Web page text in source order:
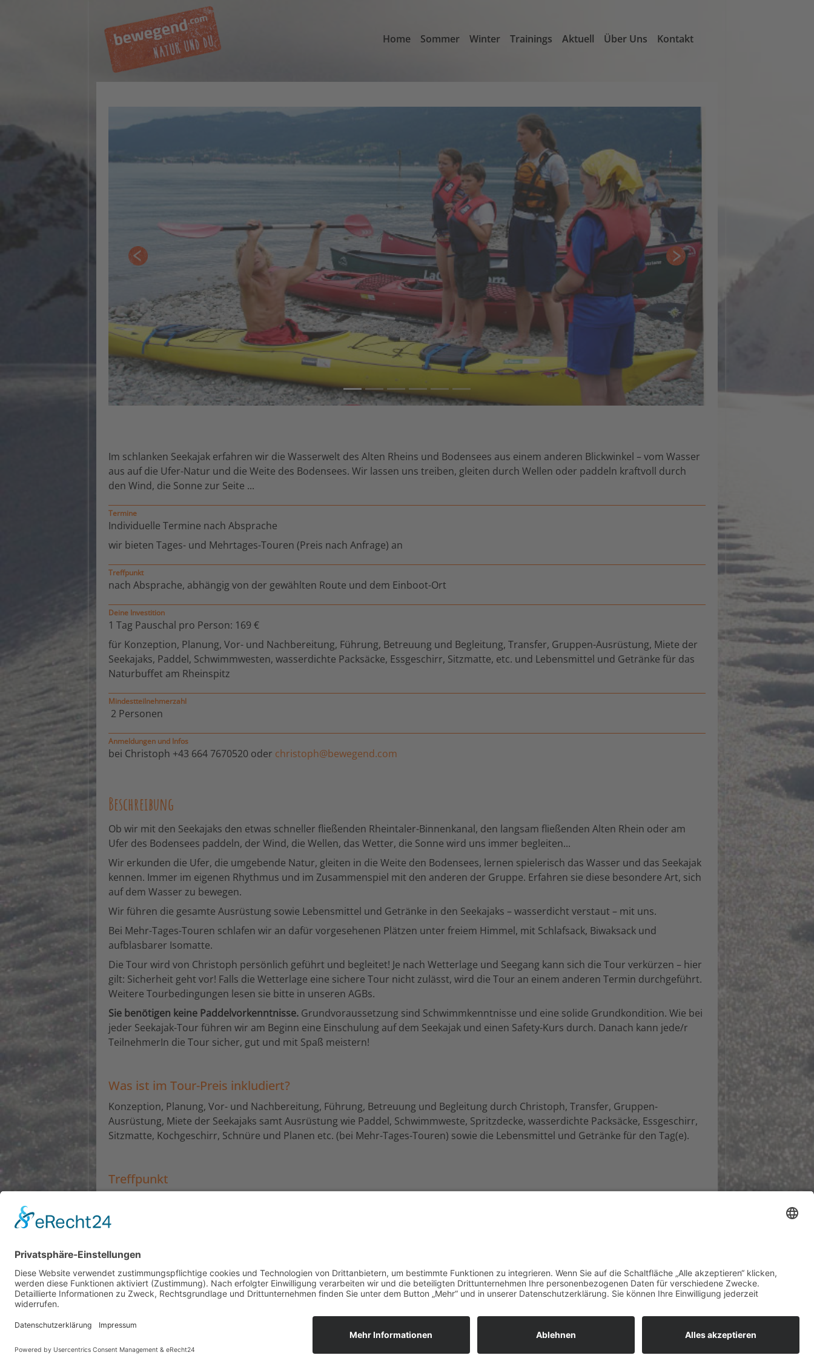
Home Sommer Winter Trainings Aktuell Über Uns Kontakt
Zurück Weiter
Im schlanken Seekajak erfahren wir die Wasserwelt des Alten Rheins und Bodensees aus einem anderen Blickwinkel – vom Wasser
aus auf die Ufer-Natur und die Weite des Bodensees. Wir lassen uns treiben, gleiten durch Wellen oder paddeln kraftvoll durch
den Wind, die Sonne zur Seite ...
Termine
Individuelle Termine nach Absprache
wir bieten Tages- und Mehrtages-Touren (Preis nach Anfrage) an
Treffpunkt
nach Absprache, abhängig von der gewählten Route und dem Einboot-Ort
Deine Investition
1 Tag Pauschal pro Person: 169 €
für Konzeption, Planung, Vor- und Nachbereitung, Führung, Betreuung und Begleitung, Transfer, Gruppen-Ausrüstung, Miete der
Seekajaks, Paddel, Schwimmwesten, wasserdichte Packsäcke, Essgeschirr, Sitzmatte, etc. und Lebensmittel und Getränke für das
Naturbuffet am Rheinspitz
Mindestteilnehmerzahl
2 Personen
Anmeldungen und Infos
bei Christoph +43 664 7670520 oder christoph@bewegend.com
Beschreibung
Ob wir mit den Seekajaks den etwas schneller fließenden Rheintaler-Binnenkanal, den langsam fließenden Alten Rhein oder am
Ufer des Bodensees paddeln, der Wind, die Wellen, das Wetter, die Sonne wird uns immer begleiten...
Wir erkunden die Ufer, die umgebende Natur, gleiten in die Weite den Bodensees, lernen spielerisch das Wasser und das Seekajak
kennen. Immer im eigenen Rhythmus und im Zusammenspiel mit den anderen der Gruppe. Erfahren sie diese besondere Art, sich
auf dem Wasser zu bewegen.
Wir führen die gesamte Ausrüstung sowie Lebensmittel und Getränke in den Seekajaks – wasserdicht verstaut – mit uns.
Bei Mehr-Tages-Touren schlafen wir an dafür vorgesehenen Plätzen unter freiem Himmel, mit Schlafsack, Biwaksack und
aufblasbarer Isomatte.
Die Tour wird von Christoph persönlich geführt und begleitet! Je nach Wetterlage und Seegang kann sich die Tour verkürzen – hier
gilt: Sicherheit geht vor! Falls die Wetterlage eine sichere Tour nicht zulässt, wird die Tour an einem anderen Termin durchgeführt.
Weitere Tourbedingungen lesen sie bitte in unseren AGBs.
Sie benötigen keine Paddelvorkenntnisse. Grundvoraussetzung sind Schwimmkenntnisse und eine solide Grundkondition. Wie bei
jeder Seekajak-Tour führen wir am Beginn eine Einschulung auf dem Seekajak und einen Safety-Kurs durch. Danach kann jede/r
TeilnehmerIn die Tour sicher, gut und mit Spaß meistern!
Was ist im Tour-Preis inkludiert?
Konzeption, Planung, Vor- und Nachbereitung, Führung, Betreuung und Begleitung durch Christoph, Transfer, Gruppen-
Ausrüstung, Miete der Seekajaks samt Ausrüstung wie Paddel, Schwimmweste, Spritzdecke, wasserdichte Packsäcke, Essgeschirr,
Sitzmatte, Kochgeschirr, Schnüre und Planen etc. (bei Mehr-Tages-Touren) sowie die Lebensmittel und Getränke für den Tag(e).
Treffpunkt
Firmentrainings
Lehrlingstrainings
Personaltrainings
Christoph Oberhauser · Neue Schanze 20/8 · A-6900 Lochau · T +43 664 7670520 ·info@bewegend.com AGBs